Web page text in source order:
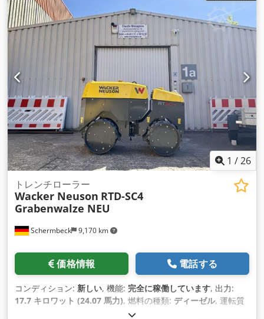
1 /26
Schermbeck 9,170 km
トレンチローラー
Wacker Neuson RTD-SC4
Grabenwalze NEU
価格情報 電話する
コンディション: 新しい, 機能: 完全に稼働しています, 出力:
17.7 キロワット (24.07 馬力), 燃料の種類: ディーゼル, 運転質
, 製造年: